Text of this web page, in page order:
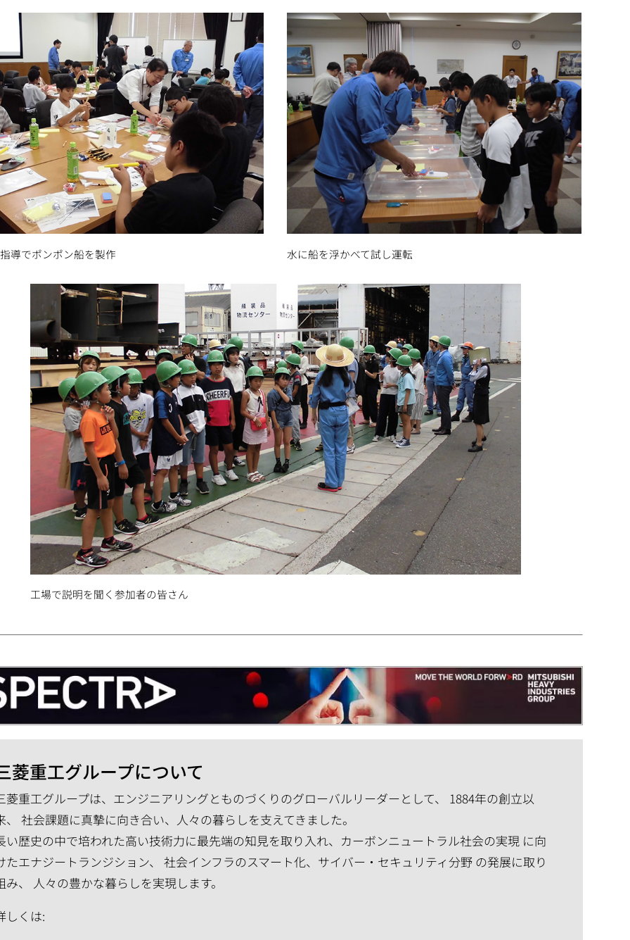
導でポンポン船を製作 水に船を浮かべて試し運転
工場で説明を聞く参加者の皆さん
菱重工グループについて
菱重工グループは、エンジニアリングとものづくりのグローバルリーダーとして、 1884年の創立以
、 社会課題に真摯に向き合い、人々の暮らしを支えてきました。
い歴史の中で培われた高い技術力に最先端の知見を取り入れ、カーボンニュートラル社会の実現 に向
たエナジートランジション、 社会インフラのスマート化、サイバー・セキュリティ分野 の発展に取り
み、 人々の豊かな暮らしを実現します。
しくは: